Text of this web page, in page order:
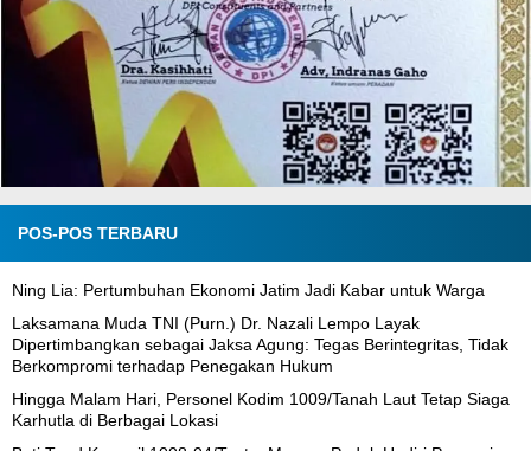
POS-POS TERBARU
Ning Lia: Pertumbuhan Ekonomi Jatim Jadi Kabar untuk Warga
Laksamana Muda TNI (Purn.) Dr. Nazali Lempo Layak
Dipertimbangkan sebagai Jaksa Agung: Tegas Berintegritas, Tidak
Berkompromi terhadap Penegakan Hukum
Hingga Malam Hari, Personel Kodim 1009/Tanah Laut Tetap Siaga
Karhutla di Berbagai Lokasi